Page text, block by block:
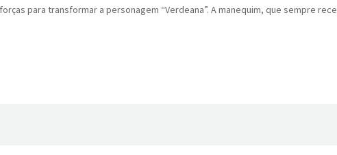
para transformar a personagem “Verdeana”. A manequim, que sempre